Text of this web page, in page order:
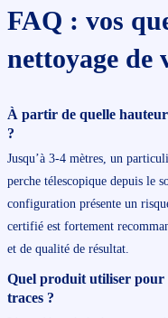
FAQ : vos
nettoyage de
À partir de quelle
?
Jusqu’à 3-4 mètres, un
perche télescopique depuis le
configuration présente un
certifié est fortement
et de qualité de résultat.
Quel produit utiliser pour
traces ?